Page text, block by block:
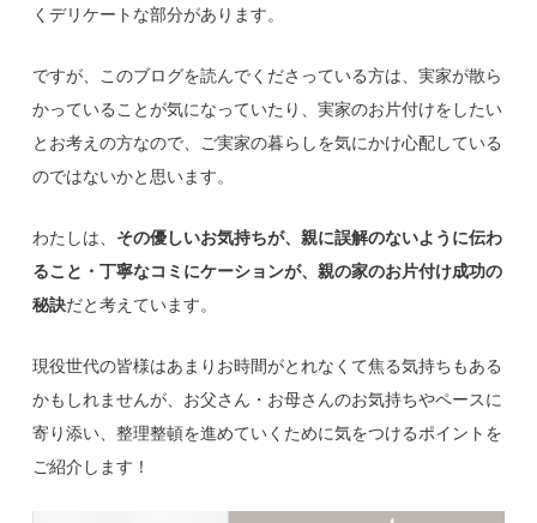
くデリケートな部分があります。
ですが、このブログを読んでくださっている方は、実家が散ら
かっていることが気になっていたり、実家のお片付けをしたい
とお考えの方なので、ご実家の暮らしを気にかけ心配している
のではないかと思います。
わたしは、 その優しいお気持ちが、親に誤解のないように伝わ
ること・丁寧なコミにケーションが、親の家のお片付け成功の
秘訣だと考えています。
現役世代の皆様はあまりお時間がとれなくて焦る気持ちもある
かもしれませんが、お父さん・お母さんのお気持ちやペースに
寄り添い、整理整頓を進めていくために気をつけるポイントを
ご紹介します！